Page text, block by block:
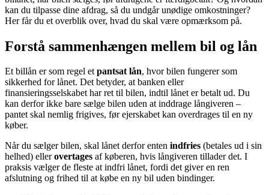
kan du tilpasse dine afdrag, så du undgår unødige omkostninger?
Her får du et overblik over, hvad du skal være opmærksom på.
Forstå sammenhængen mellem bil og lån
Et billån er som regel etpantsat lån, hvor bilen fungerer som
sikkerhed for lånet. Det betyder, at banken eller
finansieringsselskabet har ret til bilen, indtil lånet er betalt ud. Du
kan derfor ikke bare sælge bilen uden at inddrage långiveren –
pantet skal nemlig frigives, før ejerskabet kan overdrages til en ny
køber.
Når du sælger bilen, skal lånet derfor enten indfries (betales ud i sin
helhed) ellerovertages af køberen, hvis långiveren tillader det. I
praksis vælger de fleste at indfri lånet, fordi det giver en ren
afslutning og frihed til at købe en ny bil uden bindinger.